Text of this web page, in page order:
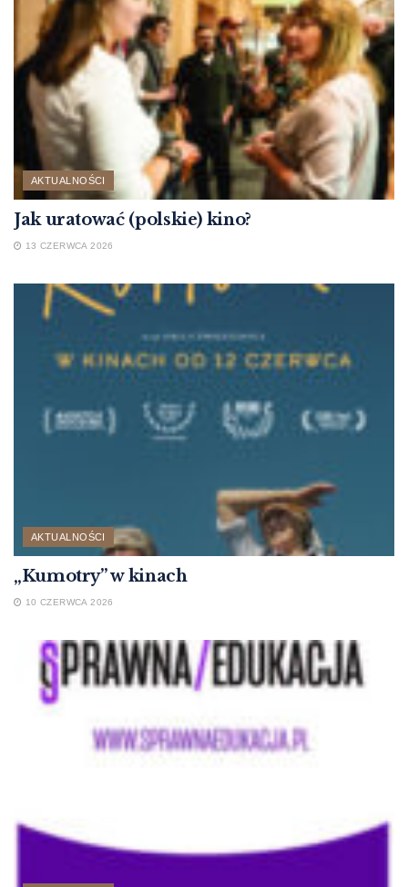
AKTUALNOŚCI
Jak uratować (polskie) kino?
13 CZERWCA 2026
AKTUALNOŚCI
„Kumotry” w kinach
10 CZERWCA 2026